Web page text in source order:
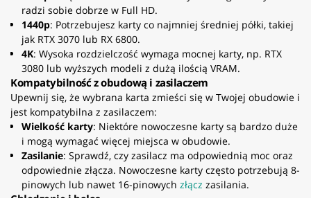
radzi sobie dobrze w Full HD.
1440p: Potrzebujesz karty co najmniej średniej półki, takiej
jak RTX 3070 lub RX 6800.
4K: Wysoka rozdzielczość wymaga mocnej karty, np. RTX
3080 lub wyższych modeli z dużą ilością VRAM.
Kompatybilność z obudową i zasilaczem
Upewnij się, że wybrana karta zmieści się w Twojej obudowie i
jest kompatybilna z zasilaczem:
Wielkość karty: Niektóre nowoczesne karty są bardzo duże
i mogą wymagać więcej miejsca w obudowie.
Zasilanie: Sprawdź, czy zasilacz ma odpowiednią moc oraz
odpowiednie złącza. Nowoczesne karty często potrzebują 8-
pinowych lub nawet 16-pinowych złącz zasilania.